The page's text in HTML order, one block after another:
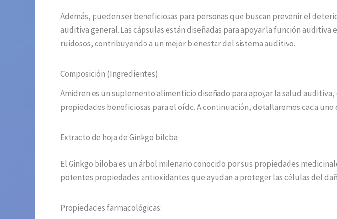
Además, pueden ser beneficiosas para personas que buscan prevenir el
auditiva general. Las cápsulas están diseñadas para apoyar la función
ruidosos, contribuyendo a un mejor bienestar del sistema auditivo.
Composición (Ingredientes)
Amidren es un suplemento alimenticio diseñado para apoyar la salud
propiedades beneficiosas para el oído. A continuación, detallaremos cada
Extracto de hoja de Ginkgo biloba
El Ginkgo biloba es un árbol milenario conocido por sus propiedades
potentes propiedades antioxidantes que ayudan a proteger las células del
Propiedades farmacológicas: